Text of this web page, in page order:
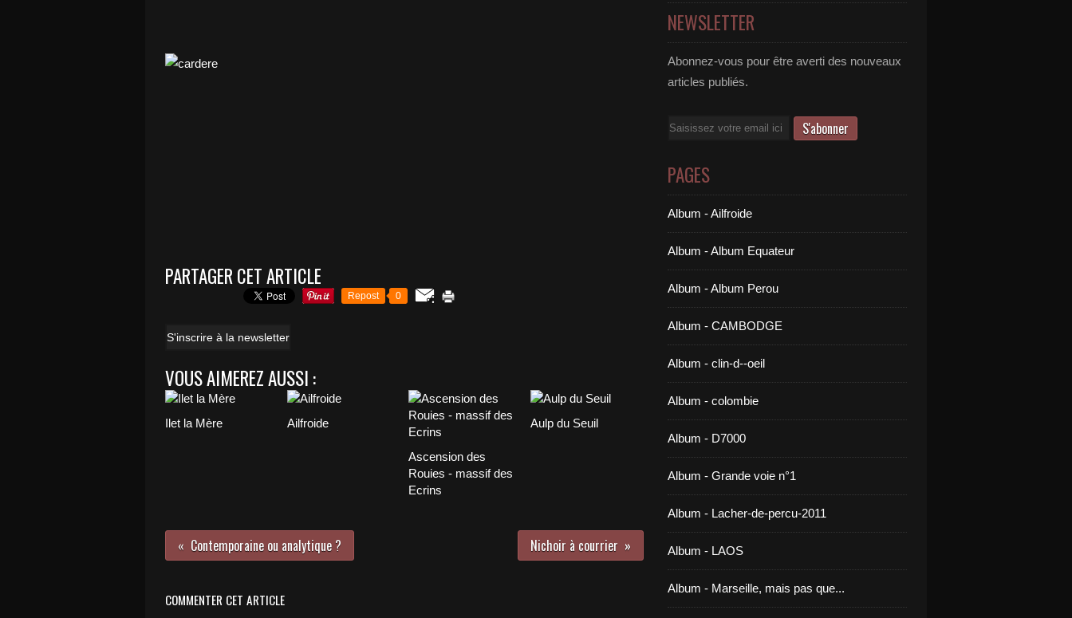
PARTAGER CET ARTICLE
Repost 0
S'inscrire à la newsletter
VOUS AIMEREZ AUSSI :
Ilet la Mère Ailfroide
Ascension des
Rouies - massif des
Ecrins
Aulp du Seuil
Contemporaine ou analytique ? Nichoir à courrier
COMMENTER CET ARTICLE
NEWSLETTER
Abonnez-vous pour être averti des nouveaux
articles publiés.
Email
PAGES
Album - Ailfroide
Album - Album Equateur
Album - Album Perou
Album - CAMBODGE
Album - clin-d--oeil
Album - colombie
Album - D7000
Album - Grande voie n°1
Album - Lacher-de-percu-2011
Album - LAOS
Album - Marseille, mais pas que...